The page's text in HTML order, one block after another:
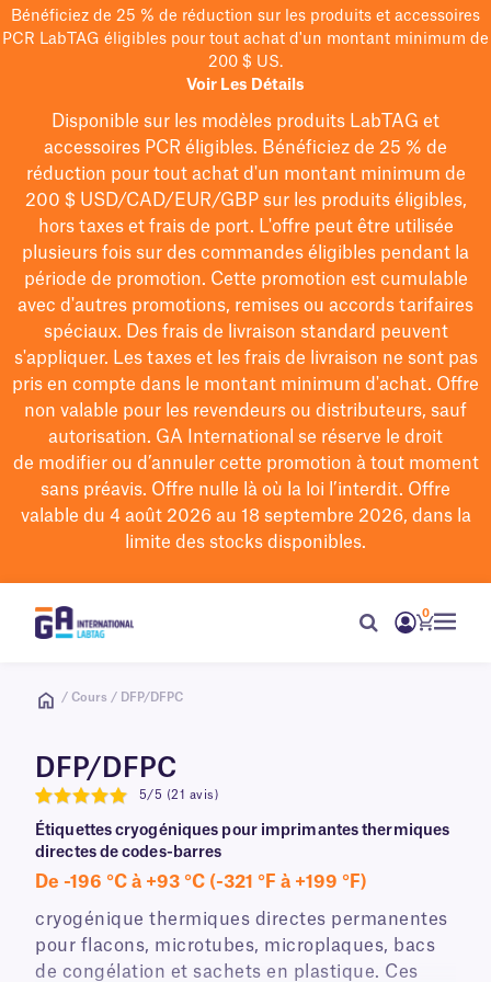
Bénéficiez de 25 % de réduction sur les produits et accessoires
PCR LabTAG éligibles pour tout achat d'un montant minimum de
200 $ US.
Voir Les Détails
Disponible sur les modèles produits LabTAG et
accessoires PCR éligibles. Bénéficiez de 25 % de
réduction pour tout achat d'un montant minimum de
200 $USD/CAD/EUR/GBPsur les produits éligibles,
hors taxes et frais de port. L'offre peut être utilisée
plusieurs fois sur des commandes éligibles pendant la
période de promotion. Cette promotion est cumulable
avec d'autres promotions, remises ou accords tarifaires
spéciaux. Des frais de livraison standard peuvent
s'appliquer. Les taxes et les frais de livraison ne sont pas
pris en compte dans le montant minimum d'achat. Offre
non valable pour les revendeurs ou distributeurs, sauf
autorisation. GA International se réserve le droit
de modifierou d’annuler cette promotion à tout moment
sans préavis. Offre nulle là où la loi l’interdit. Offre
valable du 4 août 2026 au 18 septembre 2026, dans la
limite des stocks disponibles.
0
/ Cours / DFP/DFPC
DFP/DFPC
5
5/5 (21 avis)
Étiquettes cryogéniques pour imprimantes thermiques
directes de codes-barres
De -196 °C à +93 °C (-321 °F à +199 °F)
cryogénique thermiques directes permanentes
pour flacons, microtubes, microplaques, bacs
de congélation et sachets en plastique. Ces